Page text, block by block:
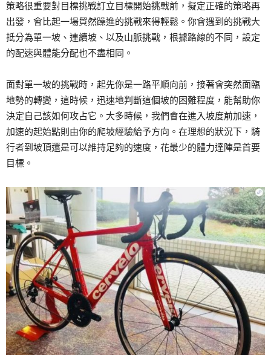
策略很重要對目標挑戰訂立目標開始挑戰前，擬定正確的策略再
出發，會比起一場貿然躁進的挑戰來得輕鬆。你會遇到的挑戰大
抵分為單一坡、連續坡、以及山脈挑戰，根據路線的不同，設定
的配速與體能分配也不盡相同。
面對單一坡的挑戰時，起先你是一路平順向前，接著會突然面臨
地勢的轉變，這時候，迅速地判斷這個坡的困難程度，能幫助你
決定自己該如何攻占它。大多時候，我們會在進入坡度前加速，
加速的起始點則由你的爬坡經驗給予方向。在理想的狀況下，騎
行者到坡頂還是可以維持足夠的速度，花最少的體力達陣是首要
目標。